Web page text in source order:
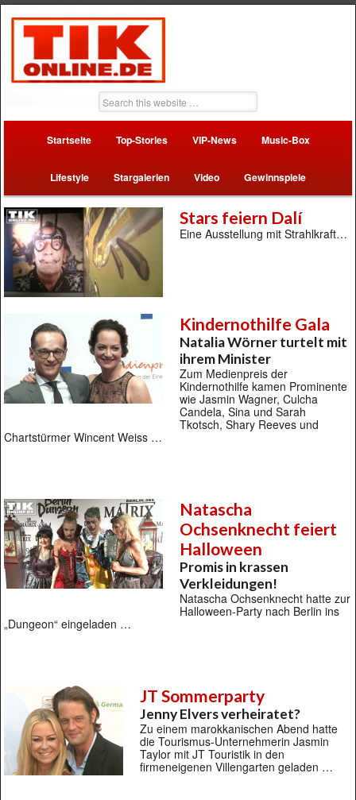
Startseite Top-Stories VIP-News Music-Box
Lifestyle Stargalerien Video Gewinnspiele
Stars feiern Dalí
Eine Ausstellung mit Strahlkraft…
Kindernothilfe Gala
Natalia Wörner turtelt mit
ihrem Minister
Zum Medienpreis der
Kindernothilfe kamen Prominente
wie Jasmin Wagner, Culcha
Candela, Sina und Sarah
Tkotsch, Shary Reeves und
Chartstürmer Wincent Weiss …
Natascha
Ochsenknecht feiert
Halloween
Promis in krassen
Verkleidungen!
Natascha Ochsenknecht hatte zur
Halloween-Party nach Berlin ins
„Dungeon“ eingeladen …
JT Sommerparty
Jenny Elvers verheiratet?
Zu einem marokkanischen Abend hatte
die Tourismus-Unternehmerin Jasmin
Taylor mit JT Touristik in den
firmeneigenen Villengarten geladen …